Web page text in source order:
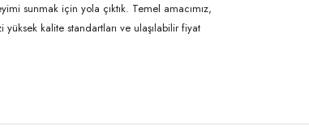
sunmak için yola çıktık. Temel amacımız,
kalite standartları ve ulaşılabilir fiyat